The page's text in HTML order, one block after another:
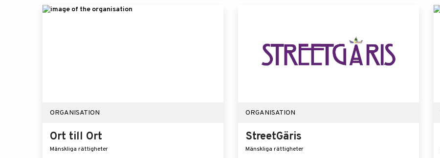
ORGANISATION
Ort till Ort
Mänskliga rättigheter
ORGANISATION
StreetGäris
Mänskliga rättigheter